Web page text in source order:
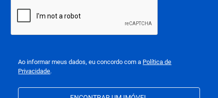
Ao informar meus dados, eu concordo com a Política de
Privacidade.